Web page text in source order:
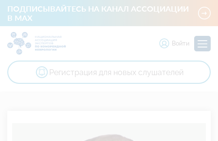
ПОДПИСЫВАЙТЕСЬ НА КАНАЛ АССОЦИАЦИИ
В MAX
Войти
Регистрация для новых слушателей